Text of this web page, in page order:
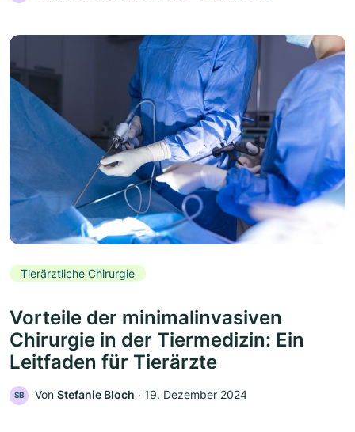
Tierärztliche Chirurgie
Vorteile der minimalinvasiven
Chirurgie in der Tiermedizin: Ein
Leitfaden für Tierärzte
SB Von Stefanie Bloch ‧ 19. Dezember 2024